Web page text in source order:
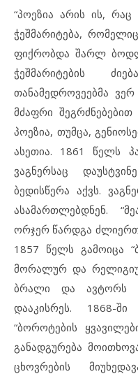
“პოეზია არის ის,
ჭეშმარიტება,
ფიქრობდა შარლ
ჭეშმარიტების
თანამედროვეებმა
მძაფრი
პოეზია, თუმცა,
ასეთია. 1861 წელს
ვაგნერსაც
ბედისწერა აქვს.
ასამართლებდნენ.
ორჯერ წარდგა
1857 წელს გამოიცა
მორალურ და
ბრალი და ავტორს
დააკისრეს. 1868-
“ბოროტების
განადგურება
ცხოვრების